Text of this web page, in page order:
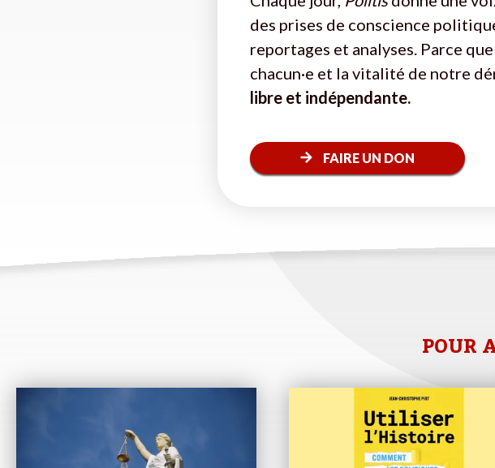
des prises de conscience
reportages et analyses. Parce
chacun·e et la vitalité de notre
libre et indépendante.
FAIRE UN DON
POUR